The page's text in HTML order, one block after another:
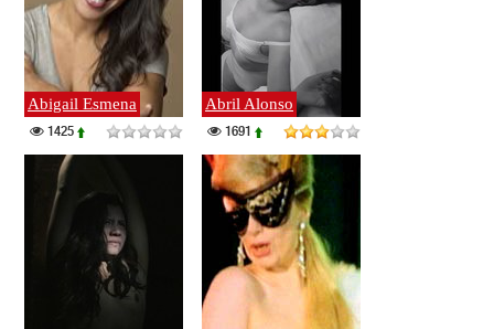
Abigail Esmena
1425
Abril Alonso
1691